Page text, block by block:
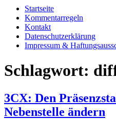
Startseite
Kommentarregeln
Kontakt
Datenschutzerklärung
Impressum &
Schlagwort:
3CX: Den
Nebenstelle ändern